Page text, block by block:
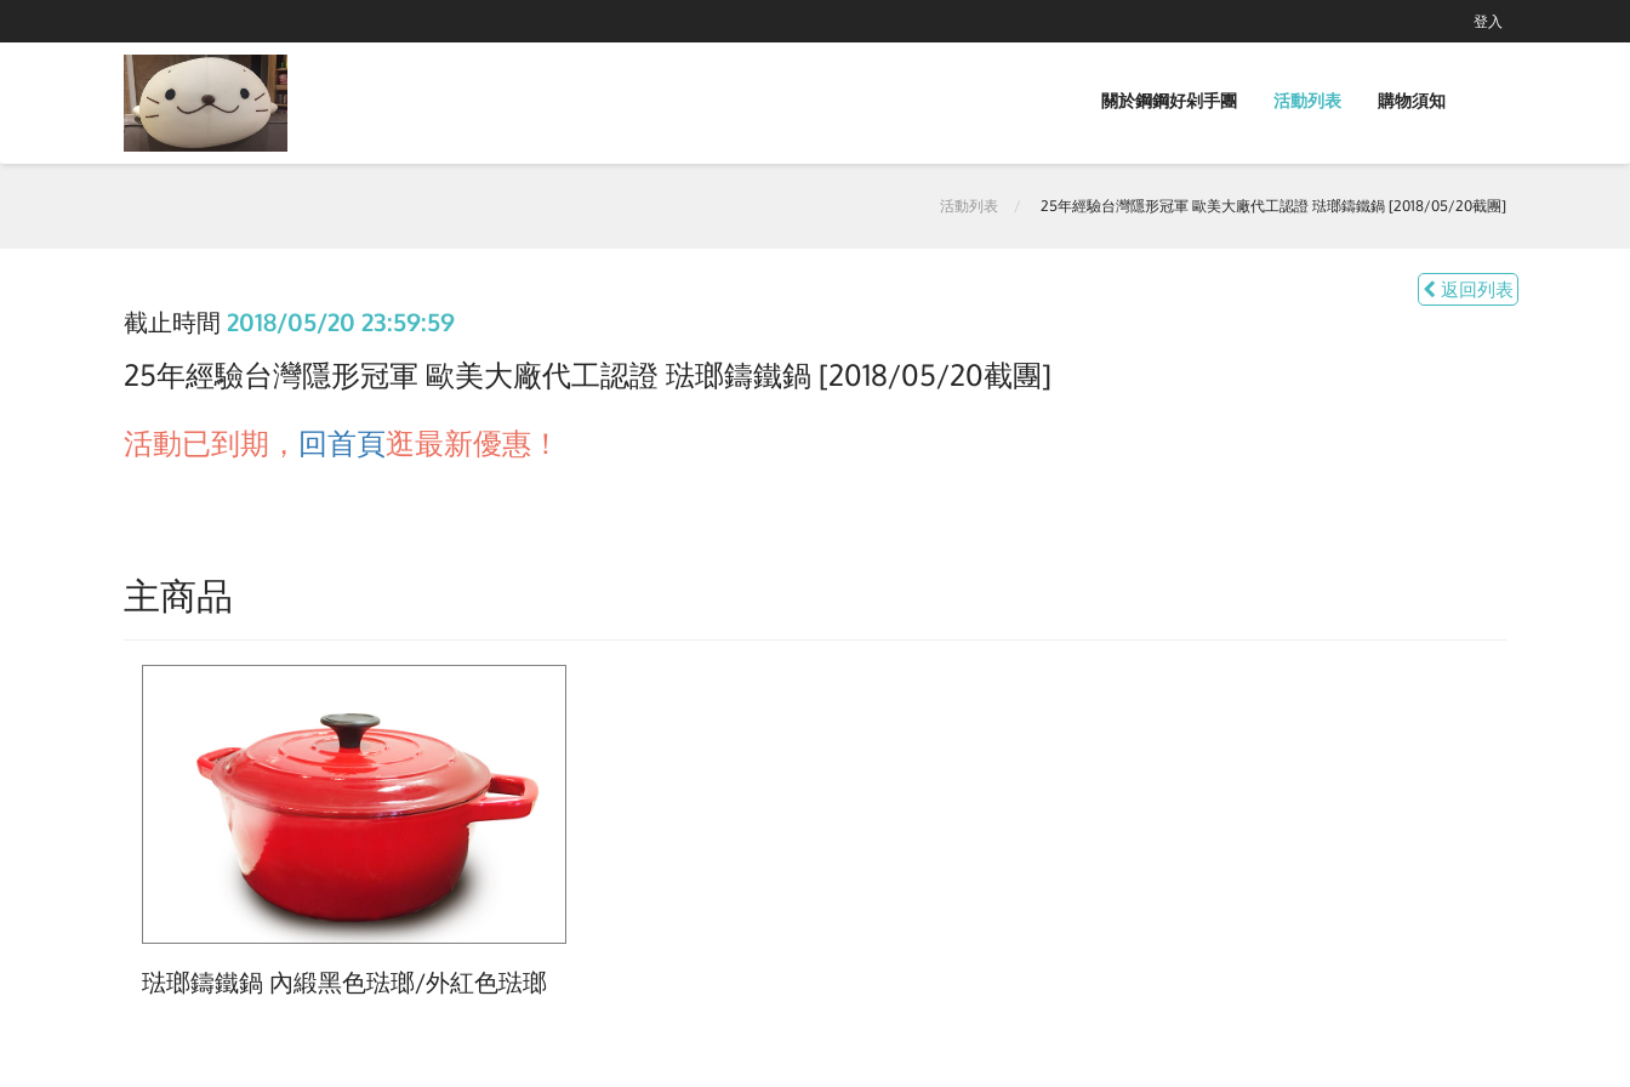
登入
關於鋼鋼好剁手團 活動列表 購物須知
活動列表 25年經驗台灣隱形冠軍 歐美大廠代工認證 琺瑯鑄鐵鍋 [2018/05/20截團]
返回列表
截止時間 2018/05/20 23:59:59
25年經驗台灣隱形冠軍 歐美大廠代工認證 琺瑯鑄鐵鍋 [2018/05/20截團]
活動已到期， 回首頁逛最新優惠！
主商品
琺瑯鑄鐵鍋 內緞黑色琺瑯/外紅色琺瑯